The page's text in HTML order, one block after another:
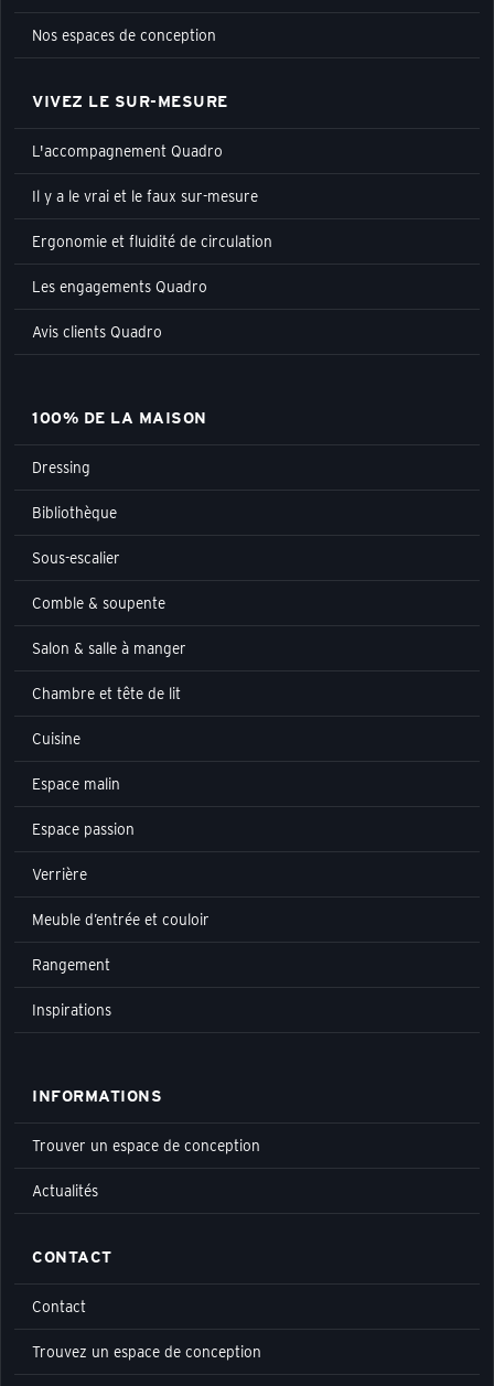
Nos espaces de conception
VIVEZ LE SUR-MESURE
L'accompagnement Quadro
Il y a le vrai et le faux sur-mesure
Ergonomie et fluidité de circulation
Les engagements Quadro
Avis clients Quadro
100% DE LA MAISON
Dressing
Bibliothèque
Sous-escalier
Comble & soupente
Salon & salle à manger
Chambre et tête de lit
Cuisine
Espace malin
Espace passion
Verrière
Meuble d’entrée et couloir
Rangement
Inspirations
INFORMATIONS
Trouver un espace de conception
Actualités
CONTACT
Contact
Trouvez un espace de conception